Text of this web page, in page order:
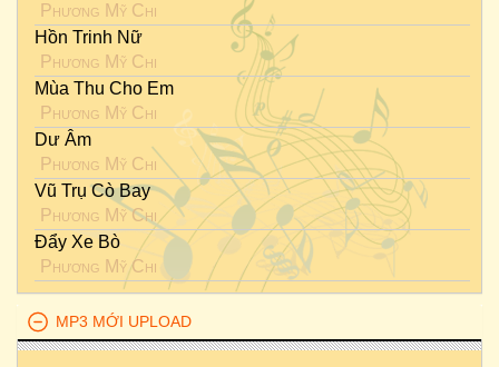
Phương Mỹ Chi
Hồn Trinh Nữ
Phương Mỹ Chi
Mùa Thu Cho Em
Phương Mỹ Chi
Dư Âm
Phương Mỹ Chi
Vũ Trụ Cò Bay
Phương Mỹ Chi
Đẩy Xe Bò
Phương Mỹ Chi
MP3 MỚI UPLOAD